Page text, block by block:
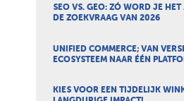
SEO VS. GEO: ZÓ WORD JE
DE ZOEKVRAAG VAN 2026
UNIFIED COMMERCE; VAN
ECOSYSTEEM NAAR ÉÉN
KIES VOOR EEN TIJDELIJK